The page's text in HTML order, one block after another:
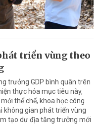
triển vùng theo
trưởng GDP bình quân trên
thực hóa mục tiêu này,
thể chế, khoa học công
không gian phát triển vùng
tạo dư địa tăng trưởng mới